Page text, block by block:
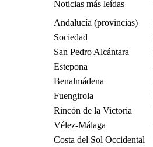
Noticias más leídas
Andalucía (provincias)
Sociedad
San Pedro Alcántara
Estepona
Benalmádena
Fuengirola
Rincón de la Victoria
Vélez-Málaga
Costa del Sol Occidental